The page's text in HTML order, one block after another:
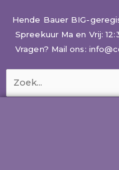
naar
inhoud
Hende Bauer BIG-
Spreekuur Ma en Vrij:
Vragen? Mail ons:
naar: